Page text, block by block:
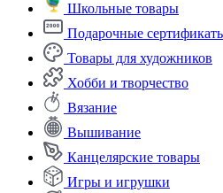
Школьные товары
Подарочные
Товары для художников
Хобби и творчество
Вязание
Вышивание
Канцелярские товары
Игры и игрушки